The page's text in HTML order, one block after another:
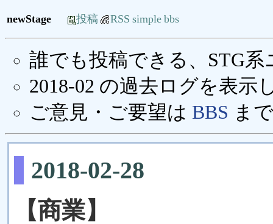
newStage 投稿 RSS simple bbs
誰でも投稿できる、STG
2018-02 の過去ログを表示
ご意見・ご要望は BBS ま
2018-02-28
【商業】